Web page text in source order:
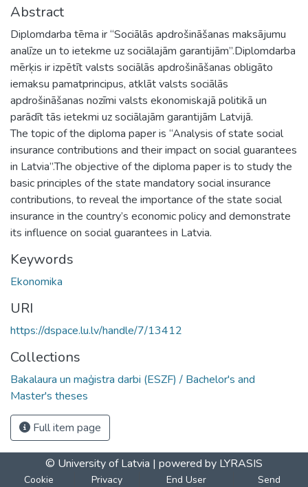
Abstract
Diplomdarba tēma ir “Sociālās apdrošināšanas maksājumu
analīze un to ietekme uz sociālajām garantijām”.Diplomdarba
mērķis ir izpētīt valsts sociālās apdrošināšanas obligāto
iemaksu pamatprincipus, atklāt valsts sociālās
apdrošināšanas nozīmi valsts ekonomiskajā politikā un
parādīt tās ietekmi uz sociālajām garantijām Latvijā.
The topic of the diploma paper is “Analysis of state social
insurance contributions and their impact on social guarantees
in Latvia”.The objective of the diploma paper is to study the
basic principles of the state mandatory social insurance
contributions, to reveal the importance of the state social
insurance in the country’s economic policy and demonstrate
its influence on social guarantees in Latvia.
Keywords
Ekonomika
URI
https://dspace.lu.lv/handle/7/13412
Collections
Bakalaura un maģistra darbi (ESZF) / Bachelor's and
Master's theses
Full item page
© University of Latvia | powered by LYRASIS
Cookie Privacy End User Send